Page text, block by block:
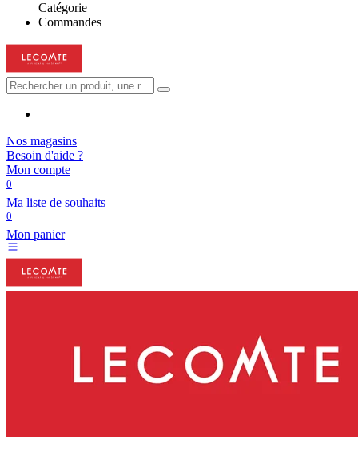
Catégorie
Commandes
Nos magasins
Besoin d'aide ?
Mon compte
0
Ma liste de souhaits
0
Mon panier